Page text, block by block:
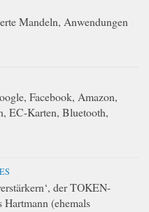
Mandeln, Anwendungen
Facebook, Amazon,
EC-Karten, Bluetooth,
der TOKEN-
(ehemals